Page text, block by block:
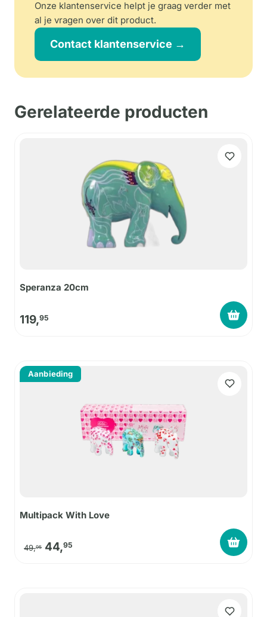
Onze klantenservice helpt je graag verder met
al je vragen over dit product.
Contact klantenservice →
Gerelateerde producten
Speranza 20cm
119,95
Aanbieding
Multipack With Love
49,95 Oorspronkelijke prijs was: 49,95.
44,95